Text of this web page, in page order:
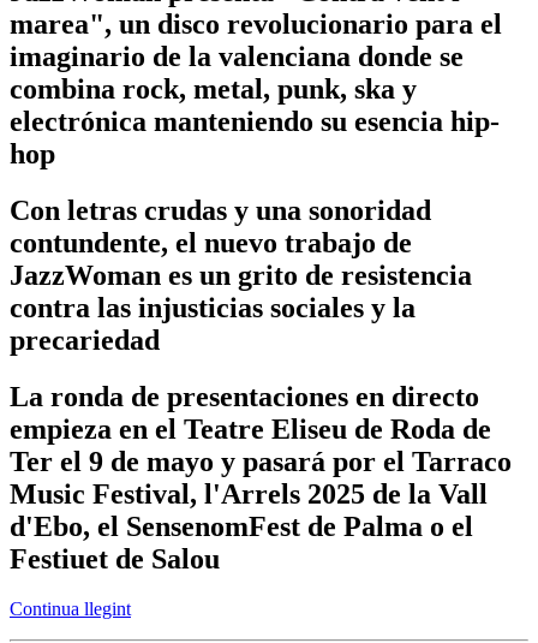
marea", un disco revolucionario para el
imaginario de la valenciana donde se
combina rock, metal, punk, ska y
electrónica manteniendo su esencia hip-
hop
Con letras crudas y una sonoridad
contundente, el nuevo trabajo de
JazzWoman es un grito de resistencia
contra las injusticias sociales y la
precariedad
La ronda de presentaciones en directo
empieza en el Teatre Eliseu de Roda de
Ter el 9 de mayo y pasará por el Tarraco
Music Festival, l'Arrels 2025 de la Vall
d'Ebo, el SensenomFest de Palma o el
Festiuet de Salou
Continua llegint